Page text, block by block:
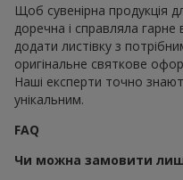
Щоб сувенірна продукція
доречна і справляла
додати листівку з
оригінальне святкове
Наші експерти точно
унікальним.
FAQ
Чи можна замовити лише